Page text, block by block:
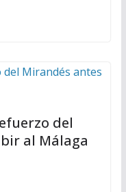
del
al Málaga